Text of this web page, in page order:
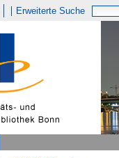
Erweiterte Suche